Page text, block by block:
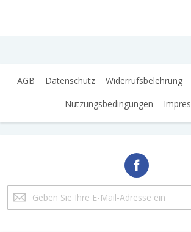
AGB Datenschutz Widerrufsbelehrung
Nutzungsbedingungen
Melden
Sie